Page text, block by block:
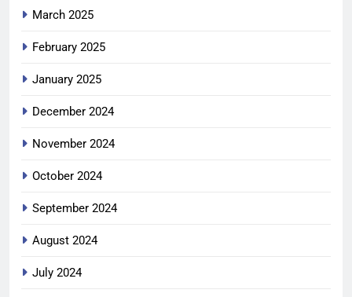
March 2025
February 2025
January 2025
December 2024
November 2024
October 2024
September 2024
August 2024
July 2024